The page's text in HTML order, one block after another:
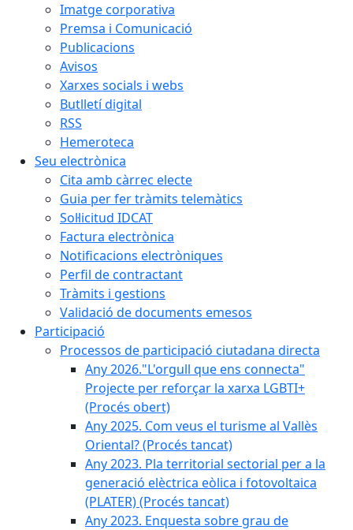
Imatge corporativa
Premsa i Comunicació
Publicacions
Avisos
Xarxes socials i webs
Butlletí digital
RSS
Hemeroteca
Seu electrònica
Cita amb càrrec electe
Guia per fer tràmits telemàtics
Sol·licitud IDCAT
Factura electrònica
Notificacions electròniques
Perfil de contractant
Tràmits i gestions
Validació de documents emesos
Participació
Processos de participació ciutadana directa
Any 2026."L'orgull que ens connecta"
Projecte per reforçar la xarxa LGBTI+
(Procés obert)
Any 2025. Com veus el turisme al Vallès
Oriental? (Procés tancat)
Any 2023. Pla territorial sectorial per a la
generació elèctrica eòlica i fotovoltaica
(PLATER) (Procés tancat)
Any 2023. Enquesta sobre grau de